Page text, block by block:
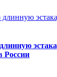
России